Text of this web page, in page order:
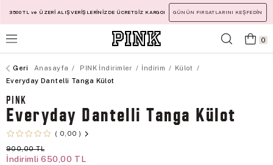
3500 TL ve ÜZERİ ALIŞVERİŞLERİNİZDE ÜCRETSİZ KARGO! GÜNÜN FIRSATLARINI KEŞFEDİN
0
Anasayfa PINK İndirimler İndirim
Külot
Everyday Dantelli Tanga Külot
PINK
Everyday Dantelli Tanga Külot
0,00
900,00 TL
İndirimli 650,00 TL